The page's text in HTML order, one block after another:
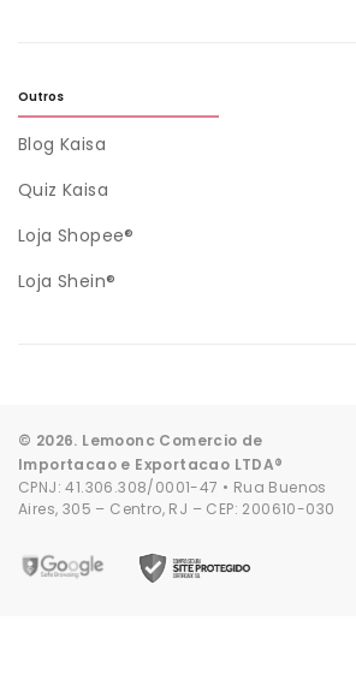
Outros
Blog Kaisa
Quiz Kaisa
Loja Shopee®
Loja Shein®
© 2026. Lemoonc Comercio de
Importacao e Exportacao LTDA®
CPNJ: 41.306.308/0001-47 • Rua Buenos
Aires, 305 – Centro, RJ – CEP: 200610-030